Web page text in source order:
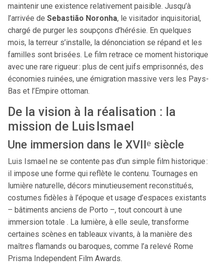
maintenir une existence relativement paisible. Jusqu’à
l’arrivée de Sebastião Noronha, le visitador inquisitorial,
chargé de purger les soupçons d’hérésie. En quelques
mois, la terreur s’installe, la dénonciation se répand et les
familles sont brisées. Le film retrace ce moment historique
avec une rare rigueur : plus de cent juifs emprisonnés, des
économies ruinées, une émigration massive vers les Pays-
Bas et l’Empire ottoman.
De la vision à la réalisation : la
mission de Luis Ismael
Une immersion dans le XVIIᵉ siècle
Luis Ismael ne se contente pas d’un simple film historique :
il impose une forme qui reflète le contenu. Tournages en
lumière naturelle, décors minutieusement reconstitués,
costumes fidèles à l’époque et usage d’espaces existants
– bâtiments anciens de Porto –, tout concourt à une
immersion totale . La lumière, à elle seule, transforme
certaines scènes en tableaux vivants, à la manière des
maîtres flamands ou baroques, comme l’a relevé Rome
Prisma Independent Film Awards.